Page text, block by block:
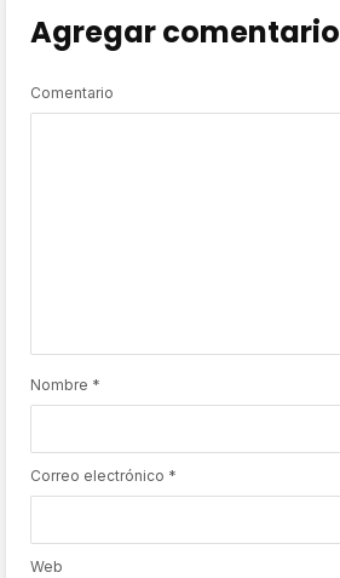
Agregar comentario
Comentario
Nombre *
Correo electrónico *
Web